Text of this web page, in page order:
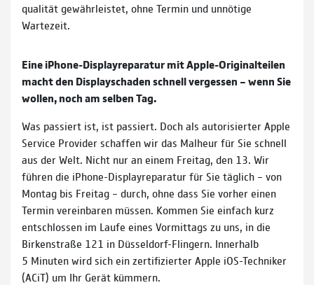
qualität gewähr­leis­tet, ohne Termin und un­nö­tige
Wartezeit.
Eine iPhone-Display­reparatur mit Apple-Original­teilen
macht den Display­schaden schnell vergessen – wenn Sie
wollen, noch am selben Tag.
Was passiert ist, ist passiert. Doch als auto­ri­sier­ter Apple
Service Provider schaffen wir das Malheur für Sie schnell
aus der Welt. Nicht nur an einem Freitag, den 13. Wir
führen die iPhone-Display­reparatur für Sie täglich – von
Montag bis Freitag – durch, ohne dass Sie vorher einen
Termin ver­einbaren müssen. Kommen Sie einfach kurz
ent­schlos­sen im Laufe eines Vor­mittags zu uns, in die
Birken­straße 121 in Düsseldorf-Flingern. Inner­halb
5 Minuten wird sich ein zerti­fi­zier­ter Apple iOS-Techniker
(ACiT) um Ihr Gerät küm­mern.